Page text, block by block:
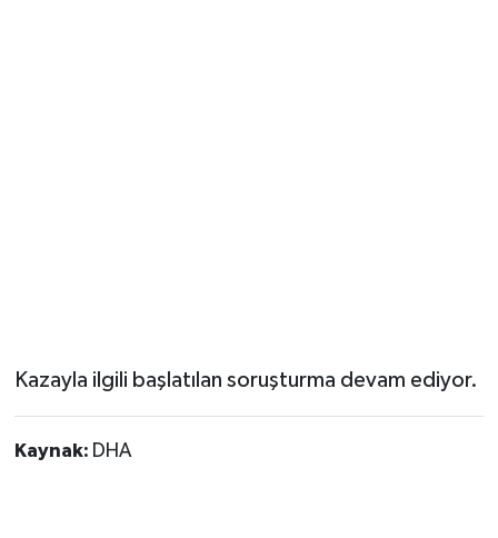
Kazayla ilgili başlatılan soruşturma devam ediyor.
Kaynak: DHA